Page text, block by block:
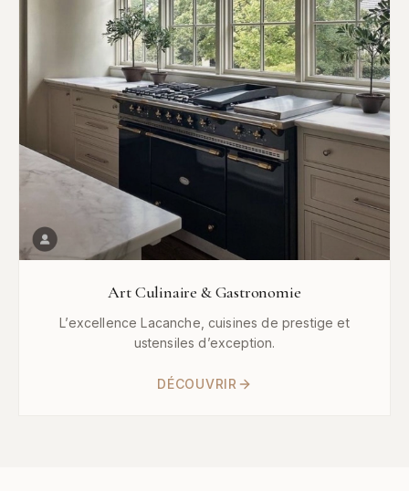
Art Culinaire & Gastronomie
L’excellence Lacanche, cuisines de prestige et
ustensiles d’exception.
DÉCOUVRIR